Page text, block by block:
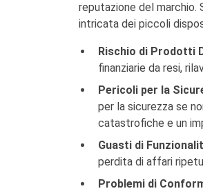
reputazione del marchio.
intricata dei piccoli
Rischio di Prodotti
finanziarie da resi,
Pericoli per la
per la sicurezza se
catastrofiche e un
Guasti di
perdita di affari
Problemi di